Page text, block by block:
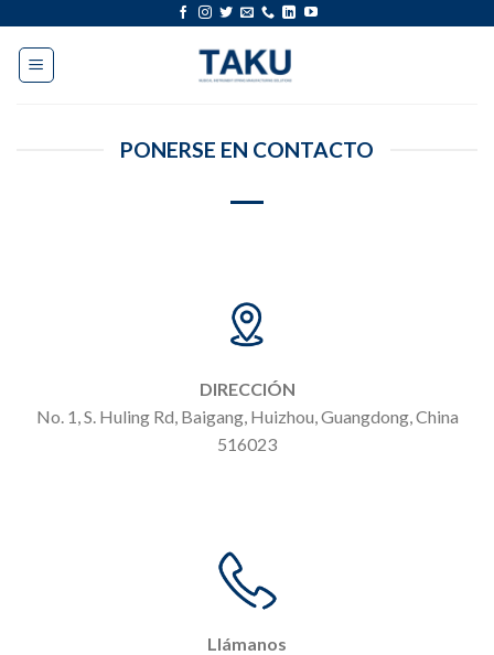
contenido
PONERSE EN CONTACTO
DIRECCIÓN
No. 1, S. Huling Rd, Baigang, Huizhou, Guangdong, China
516023
Llámanos